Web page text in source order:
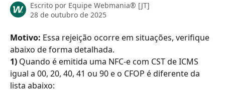
Escrito por Equipe Webmania® [JT]
28 de outubro de 2025
Motivo: Essa rejeição ocorre em situações, verifique
abaixo de forma detalhada.
1) Quando é emitida uma NFC-e com CST de ICMS
igual a 00, 20, 40, 41 ou 90 e o CFOP é diferente da
lista abaixo: